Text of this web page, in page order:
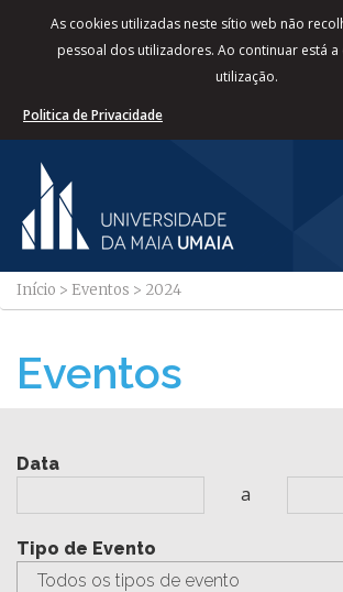
As cookies utilizadas neste sítio web não
pessoal dos utilizadores. Ao continuar está a
utilização.
Politica de Privacidade
Início > Eventos > 2024
Eventos
Data
a
Tipo de Evento
Todos os tipos de evento